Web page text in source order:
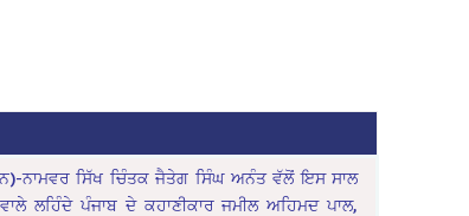
ਨਾਮਵਰ ਸਿੱਖ ਚਿੰਤਕ ਜੈਤੇਗ ਸਿੰਘ ਅਨੰਤ ਵੱਲੋਂ ਇਸ ਸਾਲ
ਲਹਿੰਦੇ ਪੰਜਾਬ ਦੇ ਕਹਾਣੀਕਾਰ ਜਮੀਲ ਅਹਿਮਦ ਪਾਲ,